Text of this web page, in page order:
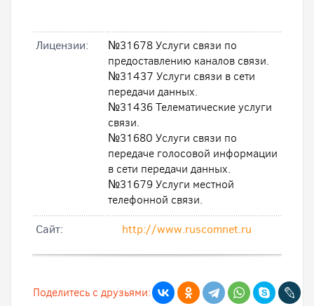
Лицензии:
№31678 Услуги связи по
предоставлению каналов связи.
№31437 Услуги связи в сети
передачи данных.
№31436 Телематические услуги
связи.
№31680 Услуги связи по
передаче голосовой информации
в сети передачи данных.
№31679 Услуги местной
телефонной связи.
Cайт:
http://www.ruscomnet.ru
Поделитесь с друзьями: